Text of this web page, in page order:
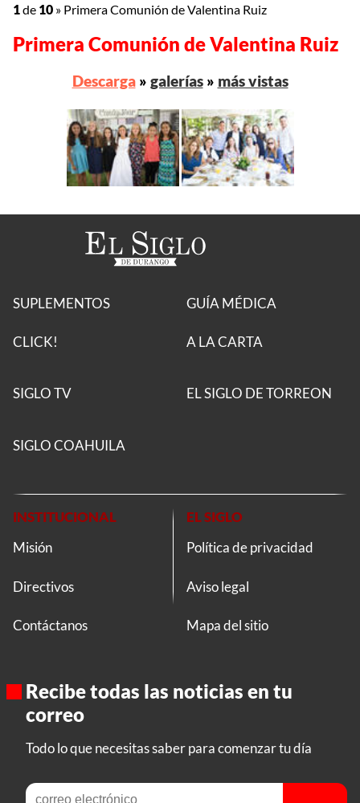
1 de 10 » Primera Comunión de Valentina Ruiz
Primera Comunión de Valentina Ruiz
Descarga» galerías» más vistas
SUPLEMENTOS
CLICK!
GUÍA MÉDICA
A LA CARTA
SIGLO TV EL SIGLO DE TORREON
SIGLO COAHUILA
INSTITUCIONAL
Misión
Directivos
Contáctanos
EL SIGLO
Política de privacidad
Aviso legal
Mapa del sitio
Recibe todas las noticias en tu
correo
Todo lo que necesitas saber para comenzar tu día